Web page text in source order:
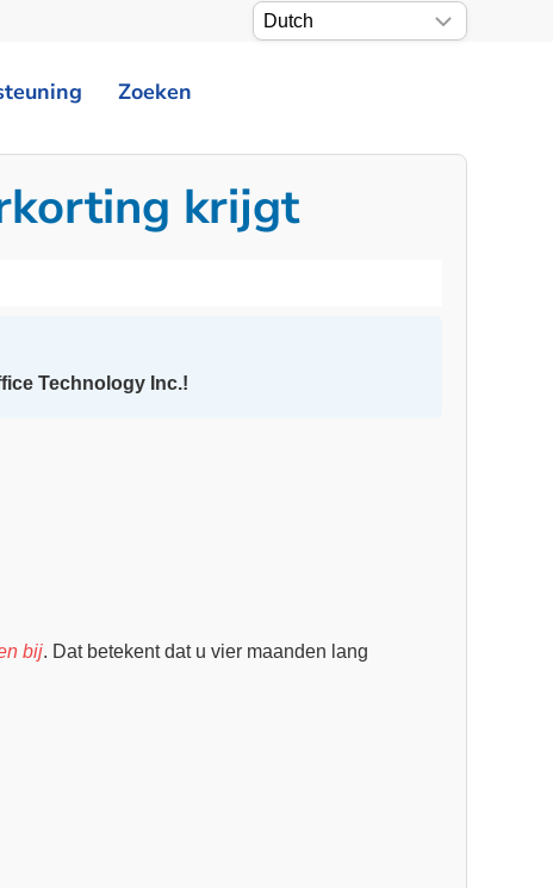
Zoeken
krijgt
Technology Inc.!
bij. Dat betekent dat u vier maanden lang